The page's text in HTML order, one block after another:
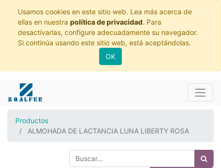
Usamos cookies en este sitio web. Lea más acerca de
ellas en nuestra política de privacidad. Para
desactivarlas, configure adecuadamente su navegador.
Si continúa usando este sitio web, está aceptándolas.
OK
Productos
ALMOHADA DE LACTANCIA LUNA LIBERTY ROSA